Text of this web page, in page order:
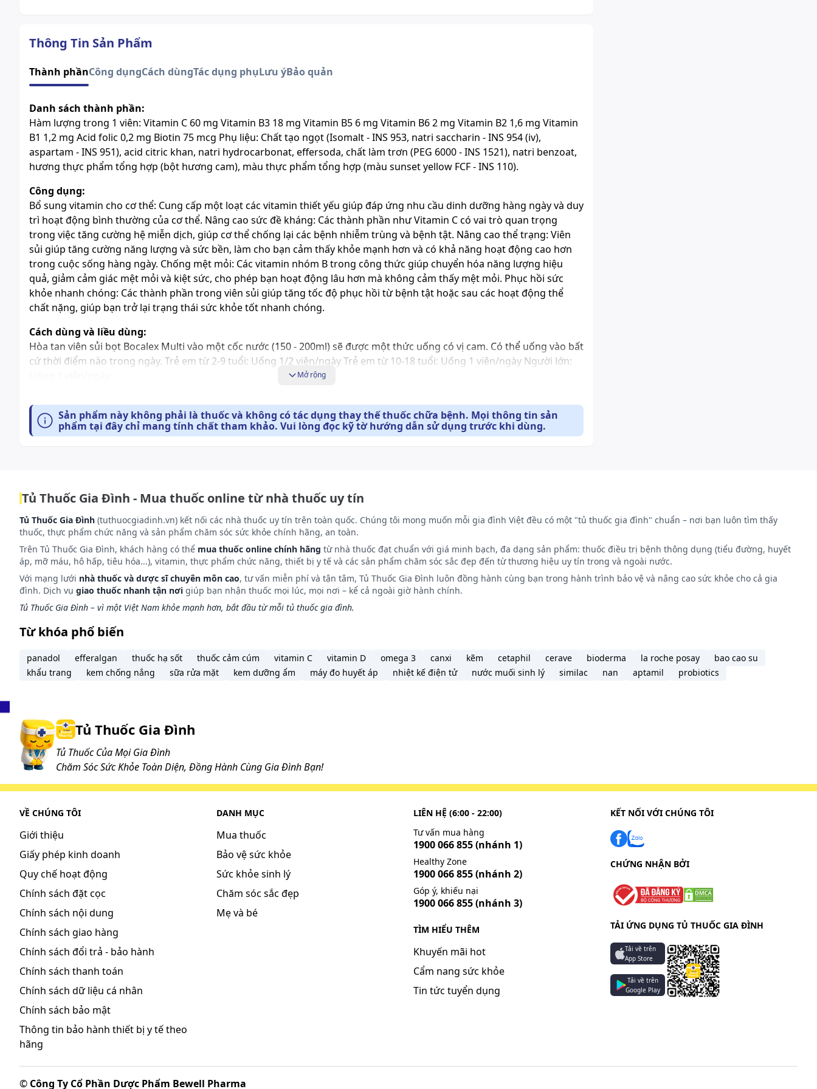
Thông Tin Sản Phẩm
Thành phầnCông dụngCách dùngTác dụng phụLưu ýBảo quản
Danh sách thành phần:
Hàm lượng trong 1 viên: Vitamin C 60 mg Vitamin B3 18 mg Vitamin B5 6 mg Vitamin B6 2 mg Vitamin B2 1,6 mg Vitamin
B1 1,2 mg Acid folic 0,2 mg Biotin 75 mcg Phụ liệu: Chất tạo ngọt (Isomalt - INS 953, natri saccharin - INS 954 (iv),
aspartam - INS 951), acid citric khan, natri hydrocarbonat, effersoda, chất làm trơn (PEG 6000 - INS 1521), natri benzoat,
hương thực phẩm tổng hợp (bột hương cam), màu thực phẩm tổng hợp (màu sunset yellow FCF - INS 110).
Công dụng:
Bổ sung vitamin cho cơ thể: Cung cấp một loạt các vitamin thiết yếu giúp đáp ứng nhu cầu dinh dưỡng hàng ngày và duy
trì hoạt động bình thường của cơ thể. Nâng cao sức đề kháng: Các thành phần như Vitamin C có vai trò quan trọng
trong việc tăng cường hệ miễn dịch, giúp cơ thể chống lại các bệnh nhiễm trùng và bệnh tật. Nâng cao thể trạng: Viên
sủi giúp tăng cường năng lượng và sức bền, làm cho bạn cảm thấy khỏe mạnh hơn và có khả năng hoạt động cao hơn
trong cuộc sống hàng ngày. Chống mệt mỏi: Các vitamin nhóm B trong công thức giúp chuyển hóa năng lượng hiệu
quả, giảm cảm giác mệt mỏi và kiệt sức, cho phép bạn hoạt động lâu hơn mà không cảm thấy mệt mỏi. Phục hồi sức
khỏe nhanh chóng: Các thành phần trong viên sủi giúp tăng tốc độ phục hồi từ bệnh tật hoặc sau các hoạt động thể
chất nặng, giúp bạn trở lại trạng thái sức khỏe tốt nhanh chóng.
Cách dùng và liều dùng:
Hòa tan viên sủi bọt Bocalex Multi vào một cốc nước (150 - 200ml) sẽ được một thức uống có vị cam. Có thể uống vào bất
cứ thời điểm nào trong ngày. Trẻ em từ 2-9 tuổi: Uống 1/2 viên/ngày Trẻ em từ 10-18 tuổi: Uống 1 viên/ngày Người lớn:
Chưa có thông tin
Cách bảo quản:
Nơi khô ráo, thoáng mát, tránh ánh nắng mặt trời trực tiếp
Mở rộng
Sản phẩm này không phải là thuốc và không có tác dụng thay thế thuốc chữa bệnh. Mọi thông tin sản
phẩm tại đây chỉ mang tính chất tham khảo. Vui lòng đọc kỹ tờ hướng dẫn sử dụng trước khi dùng.
Tủ Thuốc Gia Đình - Mua thuốc online từ nhà thuốc uy tín
Tủ Thuốc Gia Đình (tuthuocgiadinh.vn) kết nối các nhà thuốc uy tín trên toàn quốc. Chúng tôi mong muốn mỗi gia đình Việt đều có một "tủ thuốc gia đình" chuẩn – nơi bạn luôn tìm thấy
thuốc, thực phẩm chức năng và sản phẩm chăm sóc sức khỏe chính hãng, an toàn.
Trên Tủ Thuốc Gia Đình, khách hàng có thể mua thuốc online chính hãng từ nhà thuốc đạt chuẩn với giá minh bạch, đa dạng sản phẩm: thuốc điều trị bệnh thông dụng (tiểu đường, huyết
áp, mỡ máu, hô hấp, tiêu hóa...), vitamin, thực phẩm chức năng, thiết bị y tế và các sản phẩm chăm sóc sắc đẹp đến từ thương hiệu uy tín trong và ngoài nước.
Với mạng lưới nhà thuốc và dược sĩ chuyên môn cao, tư vấn miễn phí và tận tâm, Tủ Thuốc Gia Đình luôn đồng hành cùng bạn trong hành trình bảo vệ và nâng cao sức khỏe cho cả gia
đình. Dịch vụ giao thuốc nhanh tận nơi giúp bạn nhận thuốc mọi lúc, mọi nơi – kể cả ngoài giờ hành chính.
Tủ Thuốc Gia Đình – vì một Việt Nam khỏe mạnh hơn, bắt đầu từ mỗi tủ thuốc gia đình.
Từ khóa phổ biến
panadol efferalgan thuốc hạ sốt thuốc cảm cúm vitamin C vitamin D omega 3 canxi kẽm cetaphil cerave bioderma la roche posay
bao cao su
khẩu trang
kem chống nắng sữa rửa mặt kem dưỡng ẩm máy đo huyết áp nhiệt kế điện tử nước muối sinh lý similac nan aptamil probiotics
Tủ Thuốc Gia Đình
Tủ Thuốc Của Mọi Gia Đình
Chăm Sóc Sức Khỏe Toàn Diện, Đồng Hành Cùng Gia Đình Bạn!
VỀ CHÚNG TÔI
Giới thiệu
Giấy phép kinh doanh
Quy chế hoạt động
Chính sách đặt cọc
Chính sách nội dung
Chính sách giao hàng
Chính sách đổi trả - bảo hành
Chính sách thanh toán
Chính sách dữ liệu cá nhân
Chính sách bảo mật
Thông tin bảo hành thiết bị y tế theo
hãng
DANH MỤC
Mua thuốc
Bảo vệ sức khỏe
Sức khỏe sinh lý
Chăm sóc sắc đẹp
Mẹ và bé
LIÊN HỆ (6:00 - 22:00)
Tư vấn mua hàng
1900 066 855(nhánh 1)
Healthy Zone
1900 066 855(nhánh 2)
Góp ý, khiếu nại
1900 066 855(nhánh 3)
TÌM HIỂU THÊM
Khuyến mãi hot
Cẩm nang sức khỏe
Tin tức tuyển dụng
KẾT NỐI VỚI CHÚNG TÔI
CHỨNG NHẬN BỞI
TẢI ỨNG DỤNG TỦ THUỐC GIA ĐÌNH
Tải về trên
App Store
Tải về trên
Google Play
© Công Ty Cổ Phần Dược Phẩm Bewell Pharma